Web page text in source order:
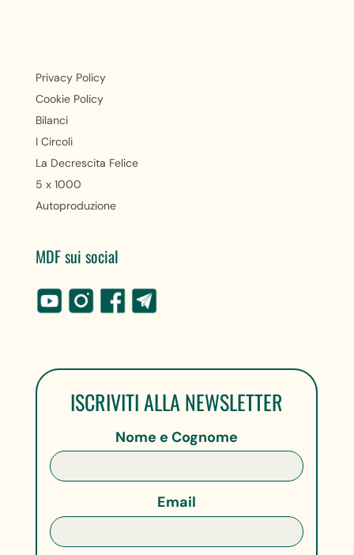
Privacy Policy
Cookie Policy
Bilanci
I Circoli
La Decrescita Felice
5 x 1000
Autoproduzione
MDF sui social
ISCRIVITI ALLA NEWSLETTER
Nome e Cognome
Email